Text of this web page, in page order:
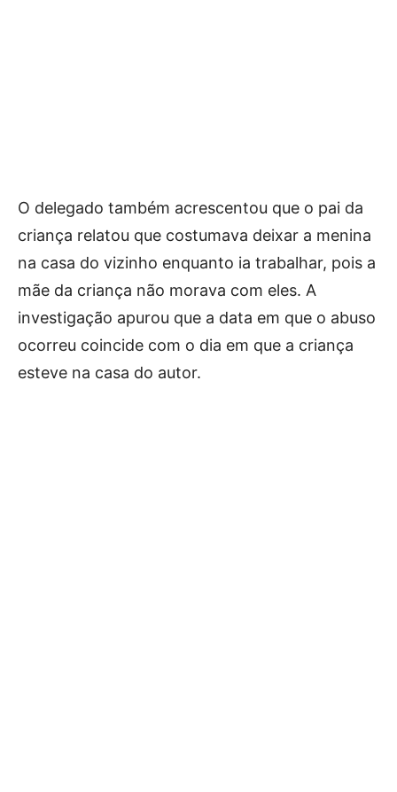
O delegado também acrescentou que o pai da
criança relatou que costumava deixar a menina
na casa do vizinho enquanto ia trabalhar, pois a
mãe da criança não morava com eles. A
investigação apurou que a data em que o abuso
ocorreu coincide com o dia em que a criança
esteve na casa do autor.